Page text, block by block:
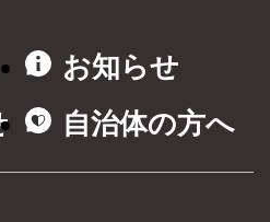
お知らせ
自治体の方へ